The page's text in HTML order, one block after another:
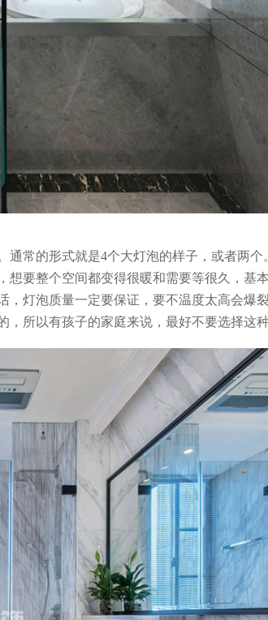
常的形式就是4个大灯泡的样子，或者两个
想要整个空间都变得很暖和需要等很久，基
灯泡质量一定要保证，要不温度太高会爆裂
所以有孩子的家庭来说，最好不要选择这种